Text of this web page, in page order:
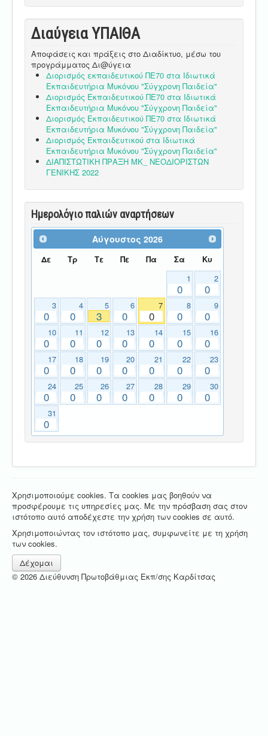
Διαύγεια ΥΠΑΙΘA
Αποφάσεις και πράξεις στο Διαδίκτυο, μέσω του
προγράμματος Δι@ύγεια
Διορισμός εκπαιδευτικού ΠΕ70 στα Ιδιωτικά
Εκπαιδευτήρια Μυκόνου "Σύγχρονη Παιδεία"
Διορισμός Εκπαιδευτικού ΠΕ70 στα Ιδιωτικά
Εκπαιδευτήρια Μυκόνου "Σύγχρονη Παιδεία"
Διορισμός Εκπαιδευτικού ΠΕ70 στα Ιδιωτικά
Εκπαιδευτήρια Μυκόνου "Σύγχρονη Παιδεία"
Διορισμός Εκπαιδευτικού στα Ιδιωτικά
Εκπαιδευτήρια Μυκόνου "Σύγχρονη Παιδεία"
ΔΙΑΠΙΣΤΩΤΙΚΗ ΠΡΑΞΗ ΜΚ_ ΝΕΟΔΙΟΡΙΣΤΩΝ
ΓΕΝΙΚΗΣ 2022
Ημερολόγιο παλιών αναρτήσεων
Αύγουστος 2026
Δε Τρ Τε Πε Πα Σα Κυ
1
0
2
0
3
0
4
0
5
3
6
0
7
0
8
0
9
0
10
0
11
0
12
0
13
0
14
0
15
0
16
0
17
0
18
0
19
0
20
0
21
0
22
0
23
0
24
0
25
0
26
0
27
0
28
0
29
0
30
0
31
0
Χρησιμοποιούμε cookies. Τα cookies μας βοηθούν να
προσφέρουμε τις υπηρεσίες μας. Με την πρόσβαση σας στον
ιστότοπο αυτό αποδέχεστε την χρήση των cookies σε αυτό.
Χρησιμοποιώντας τον ιστότοπο μας, συμφωνείτε με τη χρήση
των cookies.
Δέχομαι
© 2026 Διεύθυνση Πρωτοβάθμιας Εκπ/σης Καρδίτσας